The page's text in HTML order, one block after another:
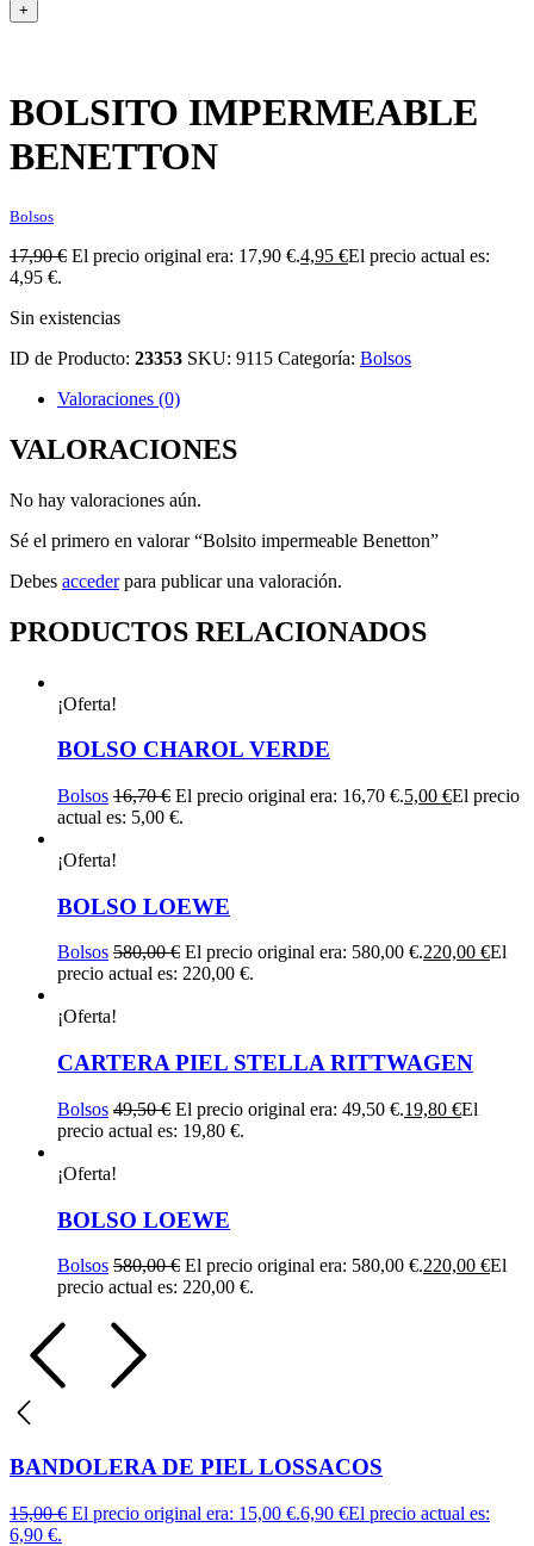
+
BOLSITO IMPERMEABLE
BENETTON
Bolsos
17,90€ El precio original era: 17,90 €.4,95 €El precio actual es:
4,95 €.
Sin existencias
ID de Producto: 23353 SKU: 9115 Categoría: Bolsos
Valoraciones (0)
VALORACIONES
No hay valoraciones aún.
Sé el primero en valorar “Bolsito impermeable Benetton”
Debes accederpara publicar una valoración.
PRODUCTOS RELACIONADOS
¡Oferta!
BOLSO CHAROL VERDE
Bolsos 16,70€ El precio original era: 16,70 €.5,00 €El precio
actual es: 5,00 €.
¡Oferta!
BOLSO LOEWE
Bolsos 580,00€ El precio original era: 580,00 €.220,00 €El
precio actual es: 220,00 €.
¡Oferta!
CARTERA PIEL STELLA RITTWAGEN
Bolsos 49,50€ El precio original era: 49,50 €.19,80 €El
precio actual es: 19,80 €.
¡Oferta!
BOLSO LOEWE
Bolsos 580,00€ El precio original era: 580,00 €.220,00 €El
precio actual es: 220,00 €.
BANDOLERA DE PIEL LOSSACOS
15,00€ El precio original era: 15,00 €.6,90 €El precio actual es:
6,90 €.